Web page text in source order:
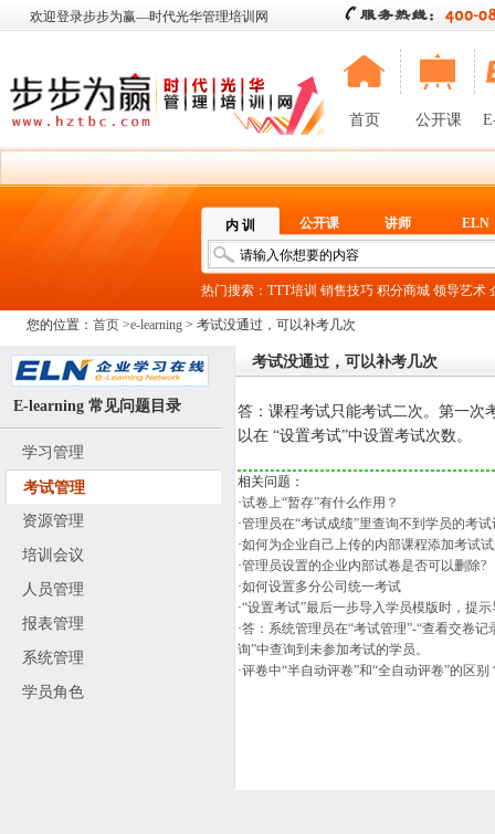
欢迎登录步步为赢—时代光华管理培训网
首页 公开课
内 训 公开课 讲师 ELN
热门搜索： TTT培训 销售技巧 积分商城 领导艺术
您的位置： 首页 >e-learning > 考试没通过，可以补考几次
E-learning 常见问题目录
学习管理
考试管理
资源管理
培训会议
人员管理
报表管理
系统管理
学员角色
考试没通过，可以补考几次
答：课程考试只能考试二次。第一次
以在 “设置考试”中设置考试次数。
相关问题：
·试卷上“暂存”有什么作用？
·管理员在“考试成绩”里查询不到学员的考试
·如何为企业自己上传的内部课程添加考试
·管理员设置的企业内部试卷是否可以删除?
·如何设置多分公司统一考试
·“设置考试”最后一步导入学员模版时，提
·答：系统管理员在“考试管理”-“查看交卷
询”中查询到未参加考试的学员。
·评卷中“半自动评卷”和“全自动评卷”的区别